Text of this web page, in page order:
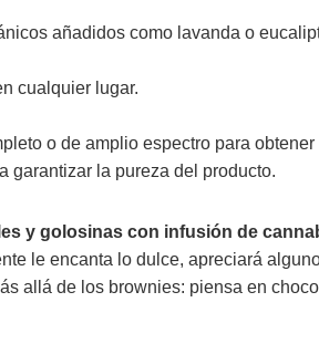
añadidos como lavanda o
cualquier lugar.
o de amplio espectro para
garantizar la pureza del producto.
y golosinas con infusión de
le encanta lo dulce, apreciará
allá de los brownies: piensa en